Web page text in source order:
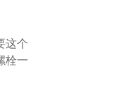
这个
栓一